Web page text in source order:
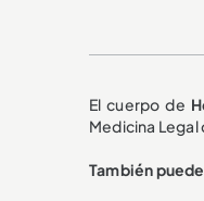
El cuerpo de
Medicina Legal
También